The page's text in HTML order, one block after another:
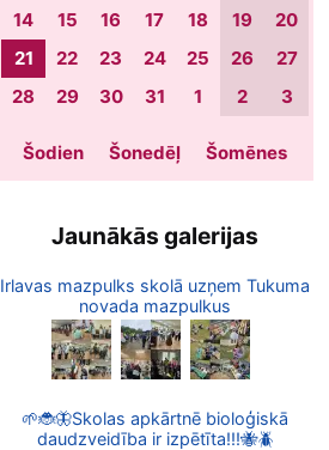
14
15 16 17 18 19
20
21
22 23 24 25 26
27
28
29 30 31 1 2 3
Šodien Šonedēļ Šomēnes
Jaunākās galerijas
Irlavas mazpulks skolā uzņem Tukuma
novada mazpulkus
🌱🐞🦋Skolas apkārtnē bioloģiskā
daudzveidība ir izpētīta!!!🐝🪲